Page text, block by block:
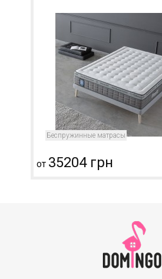
Беспружинные матрасы
от 35204 грн